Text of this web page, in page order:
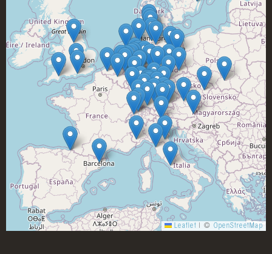
Leaflet ©OpenStreetMap